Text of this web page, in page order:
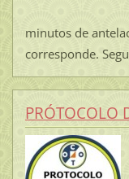
minutos de
corresponde.
PRÓTOCOLO